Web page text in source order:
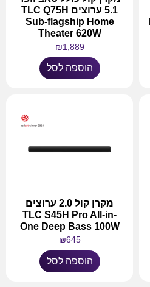
5.1 ערוצים TLC Q75H
Sub-flagship Home
Theater 620W
₪1,889
הוספה לסל
מקרן קול 2.0 ערוצים
TLC S45H Pro All-in-
One Deep Bass 100W
₪645
הוספה לסל